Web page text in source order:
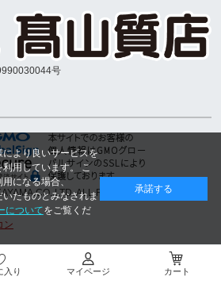
号
入り マイページ カート
ALL RIGHTS RESERVED.
ン
より良いサービスを
用しています。 こ
になる場合、
たものとみなされま
についてをご覧くだ
承諾する